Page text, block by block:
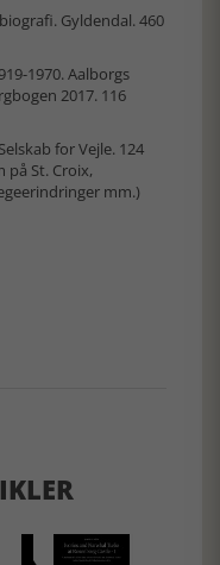
Gyldendal. 460
1970. Aalborgs
2017. 116
for Vejle. 124
på St. Croix,
mm.)